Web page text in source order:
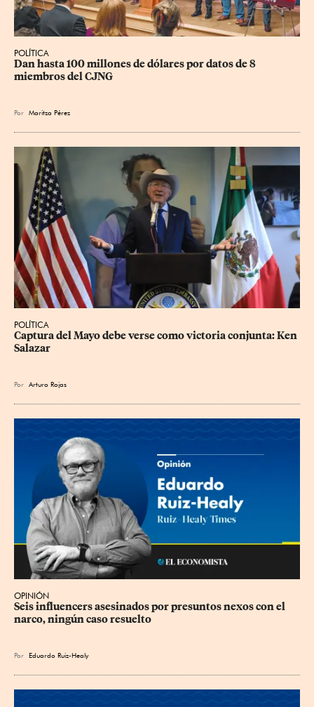
POLÍTICA
Dan hasta 100 millones de dólares por datos de 8
miembros del CJNG
Por Maritza Pérez
POLÍTICA
Captura del Mayo debe verse como victoria conjunta: Ken
Salazar
Por Arturo Rojas
OPINIÓN
Seis influencers asesinados por presuntos nexos con el
narco, ningún caso resuelto
Por Eduardo Ruiz-Healy